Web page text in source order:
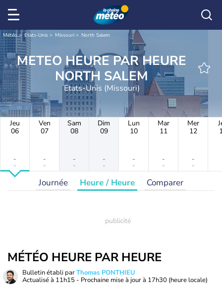
Météo Etats-Unis Missouri North Salem
METEO HEURE PAR HEURE
NORTH SALEM
Etats-Unis (Missouri)
Jeu
06
-
-
Ven
07
-
-
Sam
08
-
-
Dim
09
-
-
Lun
10
-
-
Mar
11
-
-
Mer
12
-
-
Journée Heure / Heure Comparer
MÉTÉO HEURE PAR HEURE
Bulletin établi parThomas PONTHIEU
Actualisé à 11h15 - Prochaine mise à jour à 17h30 (heure locale)